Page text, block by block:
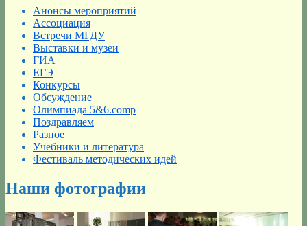
Анонсы мероприятий
Ассоциация
Встречи МГДУ
Выставки и музеи
ГИА
ЕГЭ
Конкурсы
Обсуждение
Олимпиада 5&6.comp
Поздравляем
Разное
Учебники и литература
Фестиваль методических идей
Наши фотографии